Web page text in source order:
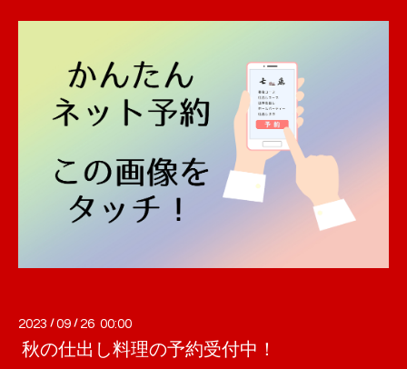
2023 /09 / 26 00:00
秋の仕出し料理の予約受付中！